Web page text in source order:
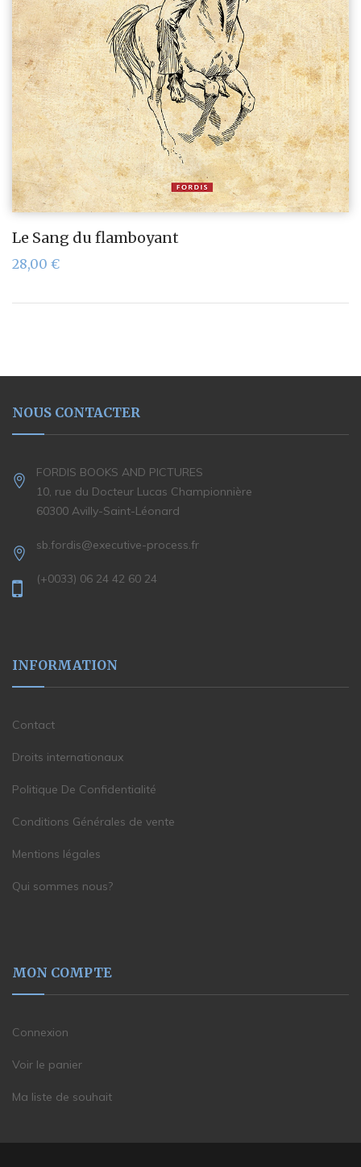
Le Sang du flamboyant
28,00 €
NOUS CONTACTER
FORDIS BOOKS AND PICTURES
10, rue du Docteur Lucas Championnière
60300 Avilly-Saint-Léonard
sb.fordis@executive-process.fr
(+0033) 06 24 42 60 24
INFORMATION
Contact
Droits internationaux
Politique De Confidentialité
Conditions Générales de vente
Mentions légales
Qui sommes nous?
MON COMPTE
Connexion
Voir le panier
Ma liste de souhait